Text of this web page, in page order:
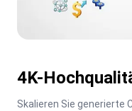
4K-
Skalieren Sie generierte